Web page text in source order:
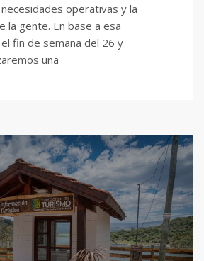
operativas y la
la gente. En base a esa
fin de semana del 26 y
una